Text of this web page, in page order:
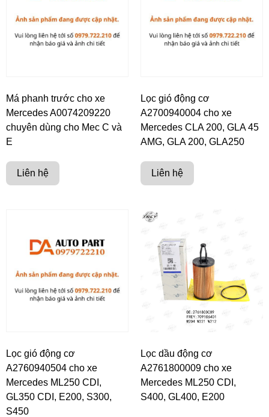
Má phanh trước cho xe
Mercedes A0074209220
chuyên dùng cho Mec C và
E
Liên hệ
Lọc gió động cơ
A2700940004 cho xe
Mercedes CLA 200, GLA 45
AMG, GLA 200, GLA250
Liên hệ
Lọc gió động cơ
A2760940504 cho xe
Mercedes ML250 CDI,
GL350 CDI, E200, S300,
S450
Lọc dầu động cơ
A2761800009 cho xe
Mercedes ML250 CDI,
S400, GL400, E200